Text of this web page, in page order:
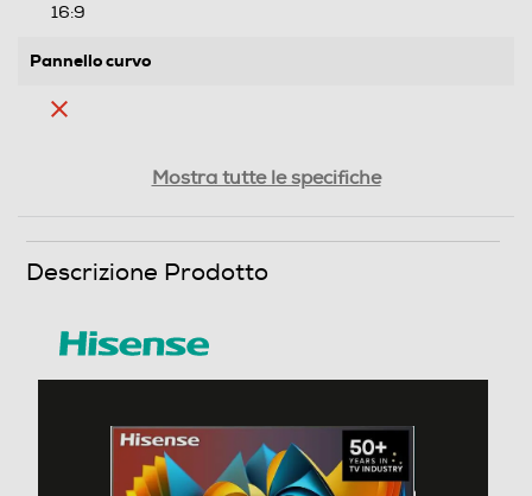
16:9
Pannello curvo
Risoluzione HD
Risoluzione
Mostra tutte le specifiche
Descrizione Prodotto